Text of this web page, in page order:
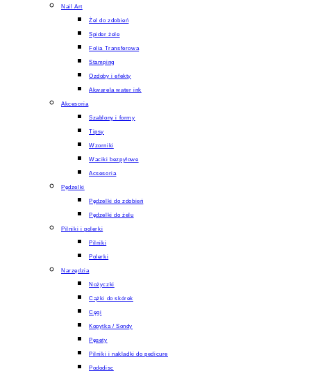
Nail Art
Żel do zdobień
Spider żele
Folia Transferowa
Stamping
Ozdoby i efekty
Akwarela water ink
Akcesoria
Szablony i formy
Tipsy
Wzorniki
Waciki bezpyłowe
Acsesoria
Pędzelki
Pędzelki do zdobień
Pędzelki do żelu
Pilniki i polerki
Pilniki
Polerki
Narzędzia
Nożyczki
Cążki do skórek
Cęgi
Kopytka / Sondy
Pęsety
Pilniki i nakladki do pedicure
Pododisc